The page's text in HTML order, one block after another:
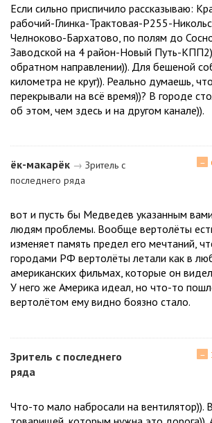
Если сильно приспичило рассказываю:
рабочий-Глинка-Трактовая-Р255-
Челноково-Бархатово, по полям до
Заводской на 4 район-Новый Путь-
обратном направлении)). Для бешеной
километра не круг)). Реально думаешь,
перекрывали на всё время))? В городе
об этом, чем здесь и на другом канале)).
ёк-макарёк → Зритель с
последнего ряда
−
вот и пусть бы Медведев указанным
людям проблемы. Вообще вертолёты
изменяет память предел его мечтаний,
городами РФ вертолёты летали как в
американских фильмах, которые он
У него же Америка идеал, но что-то
вертолётом ему видно боязно стало.
Зритель с последнего
ряда
−
Что-то мало набросали на вентилятор)).